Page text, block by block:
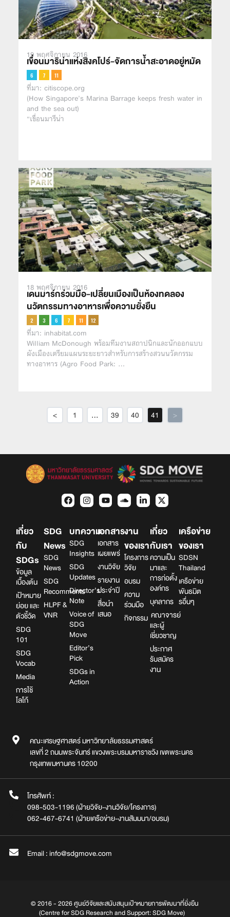
19 พฤศจิกายน 2016
เขื่อนมาริน่าแห่งสิงคโปร์-จัดการน้ำสะอาดอยู่หมัด
ที่มา: citiscope.org
(How Singapore’s Marina Barrage keeps fresh water in
and the sea out)
“เขื่อนมารีน่า
18 พฤศจิกายน 2016
เดนมาร์กร่วมมือ-เปลี่ยนเมืองเป็นห้องทดลอง
นวัตกรรมทางอาหารเพื่อความยั่งยืน
ที่มา: inhabitat.com
William McDonough พร้อมทีมงานสถาปนิกและนักออกแบบ
ผังเมืองเตรียมแผนระยะยาวสำหรับการสร้างสวนนวัตกรรม
ทางอาหาร (Agro Food Park: …
< 1 … 39 40 41 >
เกี่ยว
กับ
SDGs
ข้อมูล
เบื้องต้น
เป้าหมาย
ย่อย และ
ตัวชี้วัด
SDG
101
SDG
Vocab
Media
การใช้
โลโก้
SDG
News
SDG
News
SDG
Recomments
HLPF &
VNR
บทความ
SDG
Insights
SDG
Updates
Director’s
Note
Voice of
SDG
Move
Editor’s
Pick
SDGs in
Action
เอกสาร
เอกสาร
เผยแพร่
งานวิจัย
รายงาน
ประจำปี
สื่อนำ
เสนอ
งาน
ของเรา
โครงการ
วิจัย
อบรม
ความ
ร่วมมือ
กิจกรรม
เกี่ยว
กับเรา
ความเป็น
มาและ
การก่อตั้ง
องค์กร
บุคลากร
คณาจารย์
และผู้
เชี่ยวชาญ
ประกาศ
รับสมัคร
งาน
เครือข่าย
ของเรา
SDSN
Thailand
เครือข่าย
พันธมิต
รอื่นๆ
คณะเศรษฐศาสตร์ มหาวิทยาลัยธรรมศาสตร์
เลขที่ 2 ถนนพระจันทร์ แขวงพระบรมมหาราชวัง เขตพระนคร
กรุงเทพมหานคร 10200
โทรศัพท์ :
098-503-1196 (ฝ่ายวิจัย-งานวิจัย/โครงการ)
062-467-6741 (ฝ่ายเครือข่าย-งานสัมมนา/อบรม)
Email : info@sdgmove.com
© 2016 - 2026 ศูนย์วิจัยและสนับสนุนเป้าหมายการพัฒนาที่ยั่งยืน
(Centre for SDG Research and Support: SDG Move)